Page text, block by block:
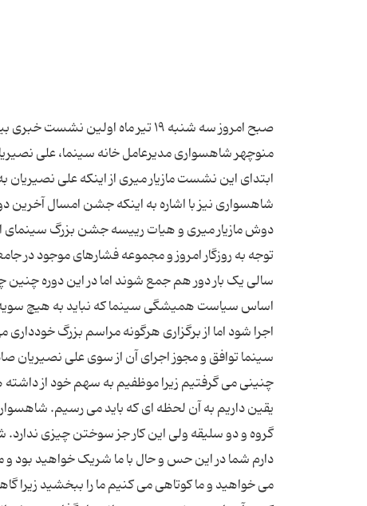
صبح امروز سه شنبه ۱۹ تیر ماه اولین نشست خبری بیستمین جشن بزرگ سینمای ایران به دبیری علی نصیریان برگزار شد. منوچهر شاهسواری مدیرعامل خانه سینما، علی نصیریان دبیر جشن، تورج منصوری و مازیار میری در این نشست حضور داشتند. در ابتدای این نشست مازیار میری از اینکه علی نصیریان به عنوان رییس جشن این مسئولیت را پذیرفته ابراز خرسندی کرد. منوچهر شاهسواری نیز با اشاره به اینکه جشن امسال آخرین دوره از شیوه برگزاری بیست سال گذشته است، عنوان کرد: بار اجرایی امسال بر دوش مازیار میری و هیات رییسه جشن بزرگ سینمای ایران است. وی افزود: مساله مهمی که امروز اعلام می کنیم این است که با توجه به روزگار امروز و مجموعه فشارهای موجود در جامعه از برپایی مراسم بزرگ خودداری می کنیم. گرچه حق سینماگران است که سالی یک بار دور هم جمع شوند اما در این دوره چنین چیزی امکان پذیر نیست. مدیرعامل خانه سینما تاکید کرد: امسال هم بر اساس سیاست همیشگی سینما که نباید به هیچ سویه سیاسی کشیده شود، تصمیم گرفتیم جشن سینمای ایران به قوت داوری و اجرا شود اما از برگزاری هرگونه مراسم بزرگ خودداری می کنیم. به گفته وی، این یک تصمیم جمعی بود که در هیات مدیره خانه سینما توافق و مجوز اجرای آن از سوی علی نصیریان صادر شد. وی افزود: چنین تصمیمی برای ما سخت بود اما باید تصمیمی این چنینی می گرفتیم زیرا موظفیم به سهم خود از داشته های خانه به نفع همکاران استفاده کنیم تا این دوران سخت به اتمام برسد و یقین داریم به آن لحظه ای که باید می رسیم. شاهسواری در پایان صحبت هایش گفت: گاهی اوقات ساده است آتش انداختن بین دو گروه و دو سلیقه ولی این کار جز سوختن چیزی ندارد. شما به ما کمک کنید و ما را راهنمایی کنید که از این مسیر خارج نشویم. یقین دارم شما در این حس و حال با ما شریک خواهید بود و مقوم این تصمیم خواهید بود. از اینکه گاهی اوقات از خانه سینما خبر و نظر می خواهید و ما کوتاهی می کنیم ما را ببخشید زیرا گاهی چاره ای جز سکوت نداریم. ما نمی توانیم اگر کاری برای همکارانمان می کنیم آن را در معرض ویترین رسانه ها بگذاریم. پیش از این هم گفته ام ما باید کار کنیم و کار کنیم و کار کنیم. فضای خانه سینما فضای کار، تلاش و تجدیدنظر در ساختارهای ما است. من با برگزاری جشن و جشنواره های فرهنگی و هنری موافقم اما در شرایط فعلی، جشن بیستم قرار است بسیار جمع و جور برگزار شود در ادامه نشست علی نصیریان در سخنانی گفت: من با برگزاری جشن و جشنواره های فرهنگی و هنری موافقم اما در شرایط فعلی، جشن بیستم قرار است بسیار جمع و جور برگزار شود. جشن فرهنگی برای تشویق استعدادهای جوان لازم است اما امسال قرار است جشن بیستم در یک چهارچوب محدودتر برگزار شود. وی تاکید کرد: جشن های هنری می تواند باعث ایجاد احترام بین هنرمندان شود. ما باید برای کار و همکاران خود احترام و حرمت قایل باشیم و از موفقیت های آنها لذت ببریم. چندی پیش به اصغر فرهادی گفتم جایزه ای که گرفته ای انگار من هم سهیمم چراکه ۵۰ سال پیش پی این سینما ریخته شد و بعد جوانان به صحنه آمدند. نصیریان در بخش دیگری از صحبت های خود توضیح داد: از دوستان و همکاران می خواهم که از فضای دشمنی فاصله بگیرید. نباید فراموش کرد که توسعه فرهنگی در جامعه ایجاد شده است و مردم آگاه تر شده اند و ما نیز باید نسبت به برخوردهای خود دقت کنیم. امیدوارم این جشن با شرایط فعلی با انس و الفت بیشتری برگزار شود. سپس